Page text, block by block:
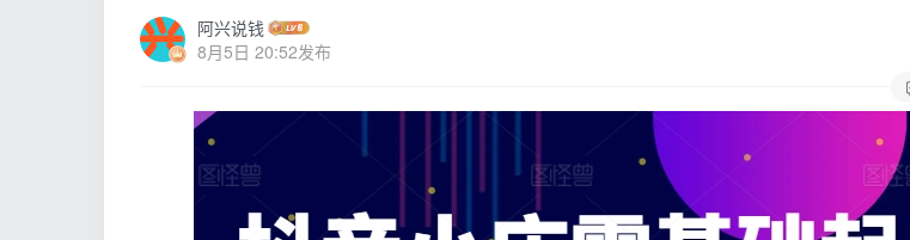
阿兴说钱
8月5日 20:52发布